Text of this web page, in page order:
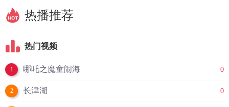
热播推荐
热门视频
1 哪吒之魔童闹海 0
2 长津湖 0